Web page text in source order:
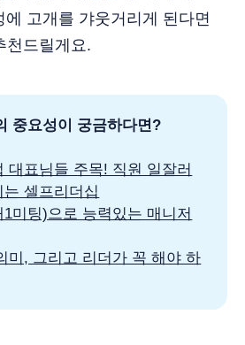
고개를 갸웃거리게 된다면
천드릴게요.
중요성이 궁금하다면?
대표님들 주목! 직원 일잘러
는 셀프리더십
1미팅)으로 능력있는 매니저
미, 그리고 리더가 꼭 해야 하